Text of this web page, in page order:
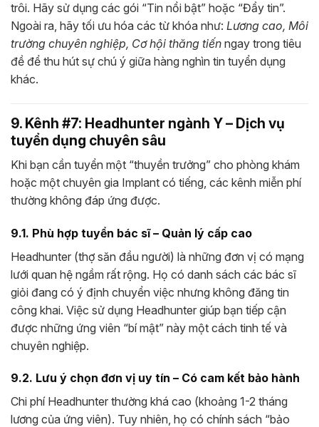
trôi. Hãy sử dụng các gói “Tin nổi bật” hoặc “Đẩy tin”.
Ngoài ra, hãy tối ưu hóa các từ khóa như: Lương cao, Môi
trường chuyên nghiệp, Cơ hội thăng tiến ngay trong tiêu
đề để thu hút sự chú ý giữa hàng nghìn tin tuyển dụng
khác.
9. Kênh #7: Headhunter ngành Y – Dịch vụ
tuyển dụng chuyên sâu
Khi bạn cần tuyển một “thuyền trưởng” cho phòng khám
hoặc một chuyên gia Implant có tiếng, các kênh miễn phí
thường không đáp ứng được.
9.1. Phù hợp tuyển bác sĩ – Quản lý cấp cao
Headhunter (thợ săn đầu người) là những đơn vị có mạng
lưới quan hệ ngầm rất rộng. Họ có danh sách các bác sĩ
giỏi đang có ý định chuyển việc nhưng không đăng tin
công khai. Việc sử dụng Headhunter giúp bạn tiếp cận
được những ứng viên “bí mật” này một cách tinh tế và
chuyên nghiệp.
9.2. Lưu ý chọn đơn vị uy tín – Có cam kết bảo hành
Chi phí Headhunter thường khá cao (khoảng 1-2 tháng
lương của ứng viên). Tuy nhiên, họ có chính sách “bảo